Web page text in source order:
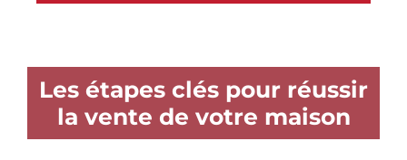
Les étapes clés pour réussir
la vente de votre maison